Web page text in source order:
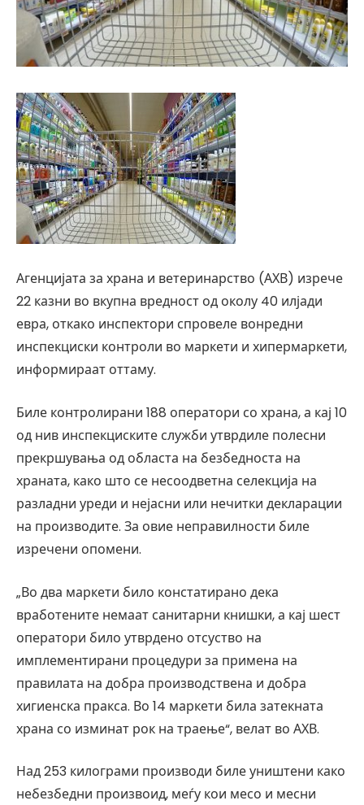
Агенцијата за храна и ветеринарство (АХВ) изрече
22 казни во вкупна вредност од околу 40 илјади
евра, откако инспектори спровеле вонредни
инспекциски контроли во маркети и хипермаркети,
информираат оттаму.
Биле контролирани 188 оператори со храна, а кај 10
од нив инспекциските служби утврдиле полесни
прекршувања од областа на безбедноста на
храната, како што се несоодветна селекција на
разладни уреди и нејасни или нечитки декларации
на производите. За овие неправилности биле
изречени опомени.
„Во два маркети било констатирано дека
вработените немаат санитарни книшки, а кај шест
оператори било утврдено отсуство на
имплементирани процедури за примена на
правилата на добра производствена и добра
хигиенска пракса. Во 14 маркети била затекната
храна со изминат рок на траење“, велат во АХВ.
Над 253 килограми производи биле уништени како
небезбедни произвоид, меѓу кои месо и месни